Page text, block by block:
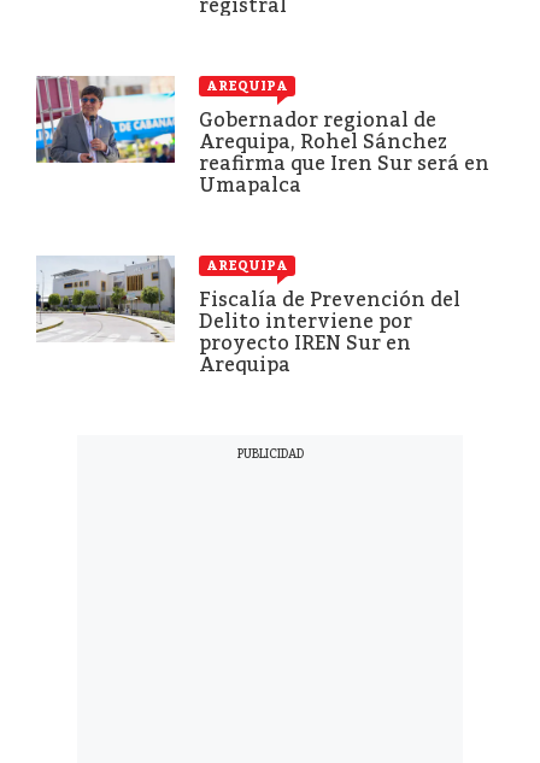
registral
AREQUIPA
Gobernador regional de
Arequipa, Rohel Sánchez
reafirma que Iren Sur será en
Umapalca
AREQUIPA
Fiscalía de Prevención del
Delito interviene por
proyecto IREN Sur en
Arequipa